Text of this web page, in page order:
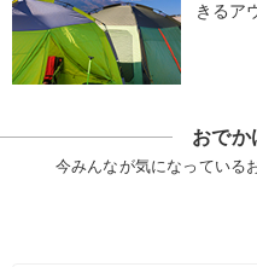
きるア
おでか
今みんなが気になっている